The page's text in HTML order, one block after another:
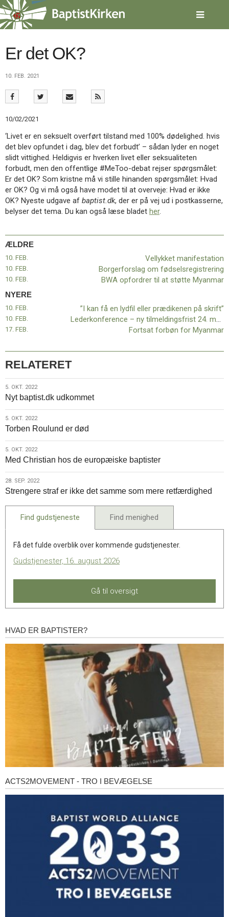
Spring
menu
over
gå
tilbage
forsiden
2.0:
Nyheder
3.0:
Kalender
4.0:
Inspiration
5.0:
Værktøjskassen
6.0:
Mission
7.0:
Om
BaptistKirken
8.0:
Kontakt
9.0:
Forside
11.0:
Kalender
12.0:
Inspiration
13.0:
Værktøjskassen
14.0:
Mission
15.0:
Om
16.0:
Kontakt
Næste
indlæg:
få
en
lydfil
eller
prædikenen
på
skrift”Forrige
indlæg:
manifestation
Er det OK?
10. FEB. 2021
10/02/2021
‘Livet er en seksuelt overført tilstand med 100% dødelighed. hvis
det blev opfundet i dag, blev det forbudt’ – sådan lyder en noget
slidt vittighed. Heldigvis er hverken livet eller seksualiteten
forbudt, men den offentlige #MeToo-debat rejser spørgsmålet:
Er det OK? Som kristne må vi stille hinanden spørgsmålet: Hvad
er OK? Og vi må også have modet til at overveje: Hvad er ikke
OK? Nyeste udgave af baptist.dk, der er på vej ud i postkasserne,
belyser det tema. Du kan også læse bladet her.
ÆLDRE
10. FEB. Vellykket manifestation
10. FEB. Borgerforslag om fødselsregistrering
10. FEB. BWA opfordrer til at støtte Myanmar
NYERE
”I kan få en lydfil eller prædikenen på skrift”
10. FEB.
Lederkonference – ny tilmeldingsfrist 24. marts
10. FEB.
Fortsat forbøn for Myanmar
17. FEB.
RELATERET
5.
okt.
2022
5. OKT. 2022
Nyt baptist.dk udkommet
5.
okt.
2022
5. OKT. 2022
Torben Roulund er død
5.
okt.
2022
5. OKT. 2022
Med Christian hos de europæiske baptister
28.
sep.
2022
28. SEP. 2022
Strengere straf er ikke det samme som mere retfærdighed
Find gudstjeneste Find menighed
Få det fulde overblik over kommende gudstjenester.
Gudstjenester, 16. august 2026
Gå til oversigt
Hvad
er
HVAD ER BAPTISTER?
Acts2Movement
-
ACTS2MOVEMENT - TRO I BEVÆGELSE